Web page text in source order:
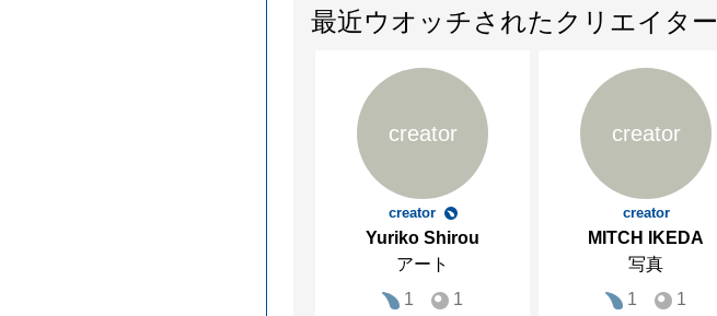
最近ウオッチされたクリエイター
creator
creator
Yuriko Shirou
アート
1
1
creator
creator
MITCH IKEDA
写真
1
1